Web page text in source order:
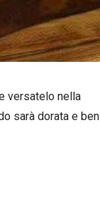
versatelo nella
sarà dorata e ben